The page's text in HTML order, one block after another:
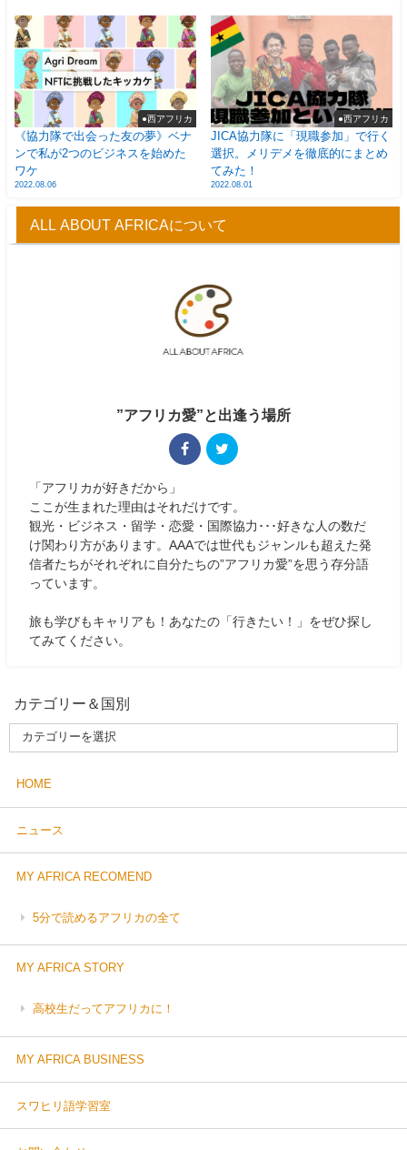
●西アフリカ
《協力隊で出会った友の夢》ベナ
ンで私が2つのビジネスを始めた
ワケ
2022.08.06
●西アフリカ
JICA協力隊に「現職参加」で行く
選択。メリデメを徹底的にまとめ
てみた！
2022.08.01
ALL ABOUT AFRICAについて
”アフリカ愛”と出逢う場所
「アフリカが好きだから」
ここが生まれた理由はそれだけです。
観光・ビジネス・留学・恋愛・国際協力･･･好きな人の数だ
け関わり方があります。AAAでは世代もジャンルも超えた発
信者たちがそれぞれに自分たちの”アフリカ愛”を思う存分語
っています。
旅も学びもキャリアも！あなたの「行きたい！」をぜひ探し
てみてください。
カテゴリー＆国別
HOME
ニュース
MY AFRICA RECOMEND
5分で読めるアフリカの全て
MY AFRICA STORY
高校生だってアフリカに！
MY AFRICA BUSINESS
スワヒリ語学習室